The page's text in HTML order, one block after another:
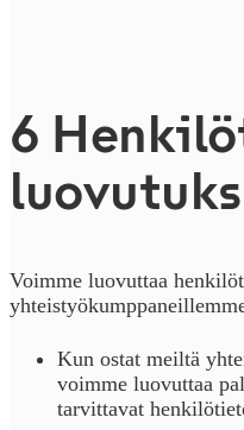
6
Voimme luovuttaa
Kun ostat meiltä
voimme luovuttaa
tarvittavat